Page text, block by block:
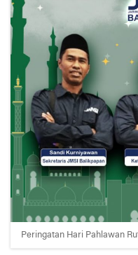
Peringatan Hari Pahlawan